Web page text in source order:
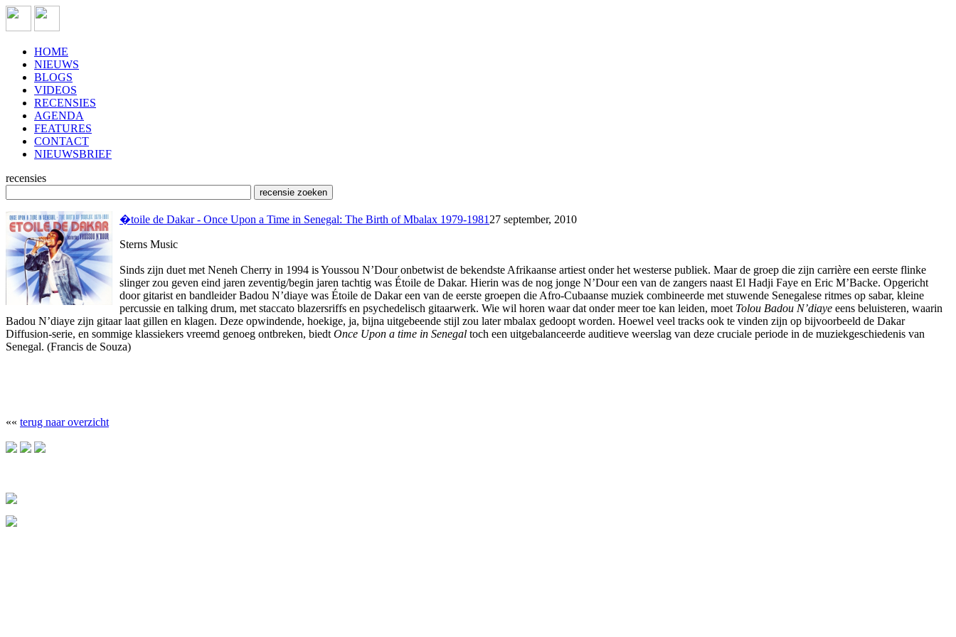
HOME
NIEUWS
BLOGS
VIDEOS
RECENSIES
AGENDA
FEATURES
CONTACT
NIEUWSBRIEF
recensies
�toile de Dakar - Once Upon a Time in Senegal: The Birth of Mbalax 1979-1981 27 september, 2010
Sterns Music
Sinds zijn duet met Neneh Cherry in 1994 is Youssou N’Dour onbetwist de bekendste Afrikaanse artiest onder het westerse publiek. Maar de groep die zijn carrière een eerste flinke
slinger zou geven eind jaren zeventig/begin jaren tachtig was Étoile de Dakar. Hierin was de nog jonge N’Dour een van de zangers naast El Hadji Faye en Eric M’Backe. Opgericht
door gitarist en bandleider Badou N’diaye was Étoile de Dakar een van de eerste groepen die Afro-Cubaanse muziek combineerde met stuwende Senegalese ritmes op sabar, kleine
percussie en talking drum, met staccato blazersriffs en psychedelisch gitaarwerk. Wie wil horen waar dat onder meer toe kan leiden, moet Tolou Badou N’diaye eens beluisteren, waarin
Badou N’diaye zijn gitaar laat gillen en klagen. Deze opwindende, hoekige, ja, bijna uitgebeende stijl zou later mbalax gedoopt worden. Hoewel veel tracks ook te vinden zijn op bijvoorbeeld de Dakar
Diffusion-serie, en sommige klassiekers vreemd genoeg ontbreken, biedt Once Upon a time in Senegal toch een uitgebalanceerde auditieve weerslag van deze cruciale periode in de muziekgeschiedenis van
Senegal. (Francis de Souza)
«« terug naar overzicht